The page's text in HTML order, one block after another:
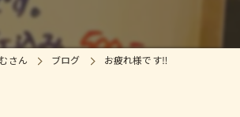
ク
さん ブログ お疲れ様です‼️